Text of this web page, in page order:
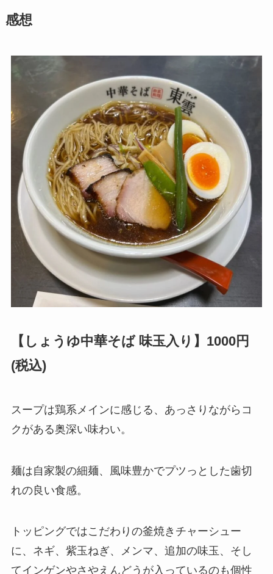
感想
【しょうゆ中華そば 味玉入り】1000円
(税込)
スープは鶏系メインに感じる、あっさりながらコ
クがある奥深い味わい。
麺は自家製の細麺、風味豊かでプツっとした歯切
れの良い食感。
トッピングではこだわりの釜焼きチャーシュー
に、ネギ、紫玉ねぎ、メンマ、追加の味玉、そし
てインゲンやさやえんどうが入っているのも個性